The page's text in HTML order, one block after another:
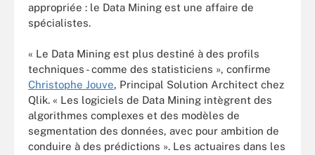
appropriée : le Data Mining est une affaire de
spécialistes.
« Le Data Mining est plus destiné à des profils
techniques - comme des statisticiens », confirme
Christophe Jouve, Principal Solution Architect chez
Qlik. « Les logiciels de Data Mining intègrent des
algorithmes complexes et des modèles de
segmentation des données, avec pour ambition de
conduire à des prédictions ». Les actuaires dans les